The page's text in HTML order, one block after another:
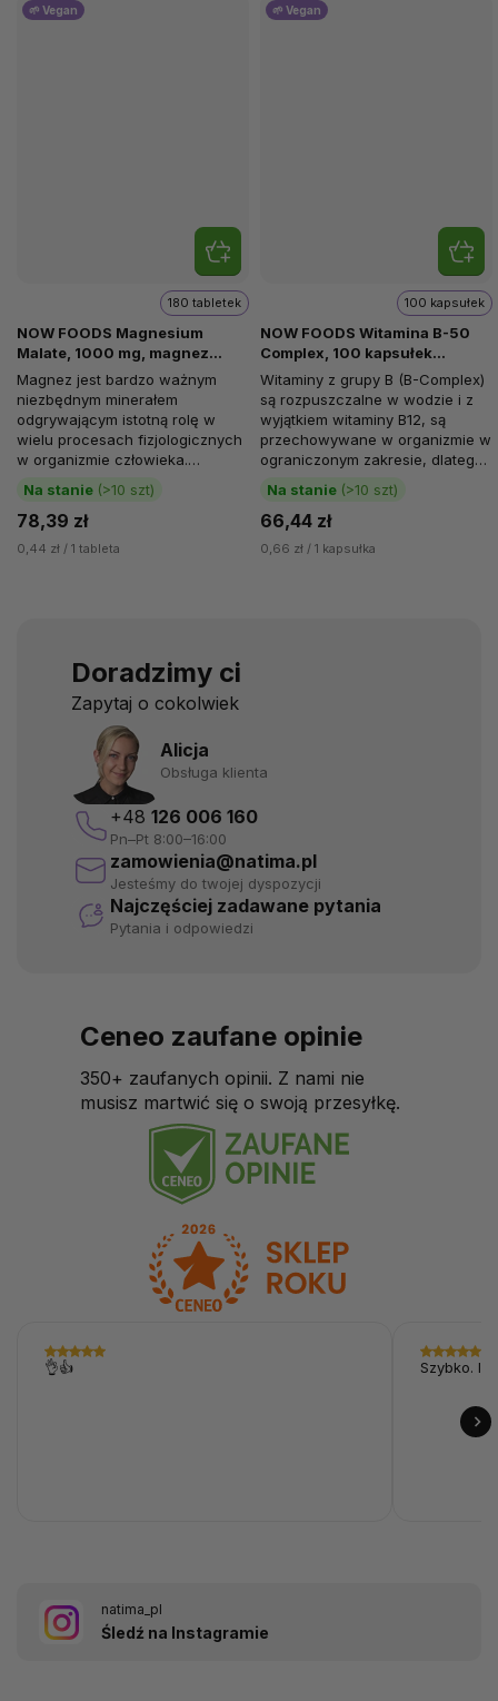
🌱 Vegan
NOW FOODS Magnesium
Malate, 1000 mg, magnez
elem. 113 mg, 180 tabletek
Na stanie (>10 szt)
180 tabletek
78,39 zł
0,44 zł / 1 tableta
Magnez jest bardzo ważnym
niezbędnym minerałem
odgrywającym istotną rolę w
wielu procesach fizjologicznych
w organizmie człowieka.
Szczególnie w odniesieniu do
zmęczenia,...
🌱 Vegan
NOW FOODS Witamina B-50
Complex, 100 kapsułek
roślinnych
Na stanie (>10 szt)
100 kapsułek
66,44 zł
0,66 zł / 1 kapsułka
Witaminy z grupy B (B-Complex)
są rozpuszczalne w wodzie i z
wyjątkiem witaminy B12, są
przechowywane w organizmie w
ograniczonym zakresie, dlatego
wymagają codziennego...
Doradzimy ci
Zapytaj o cokolwiek
Alicja
Obsługa klienta
+48 126 006 160
Pn–Pt 8:00–16:00
zamowienia@natima.pl
Jesteśmy do twojej dyspozycji
Najczęściej zadawane pytania
Pytania i odpowiedzi
Ceneo zaufane opinie
350+ zaufanych opinii. Z nami nie
musisz martwić się o swoją przesyłkę.
👌👍 Szybko. I
natima_pl
Śledź na Instagramie